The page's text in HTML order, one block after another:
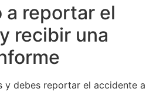
a reportar el
recibir una
y debes reportar el accidente a